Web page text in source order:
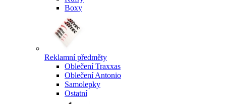
Boxy
Reklamní předměty
Oblečení Traxxas
Oblečení Antonio
Samolepky
Ostatní